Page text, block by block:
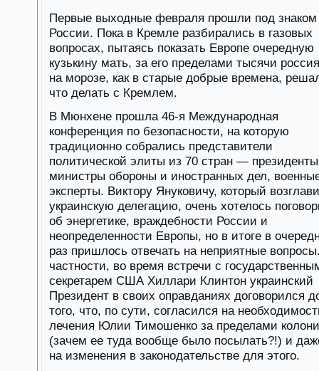
Первые выходные февраля прошли под знаком
России. Пока в Кремле разбирались в газовых
вопросах, пытаясь показать Европе очередную
кузькину мать, за его пределами тысячи
на морозе, как в старые добрые времена,
что делать с Кремлем.
В Мюнхене прошла 46-я Международная
конференция по безопасности, на которую
традиционно собрались представители
политической элиты из 70 стран —
министры обороны и иностранных дел,
эксперты. Виктору Януковичу, который
украинскую делегацию, очень хотелось
об энергетике, враждебности России и
неопределенности Европы, но в итоге в
раз пришлось отвечать на неприятные
частности, во время встречи с
секретарем США Хиллари Клинтон украинский
Президент в своих оправданиях договорился
того, что, по сути, согласился на
лечения Юлии Тимошенко за пределами
(зачем ее туда вообще было посылать?!) и
на изменения в законодательстве для этого.